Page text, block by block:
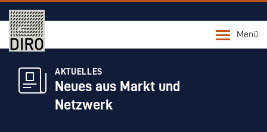
Menü
AKTUELLES
Neues aus Markt und
Netzwerk